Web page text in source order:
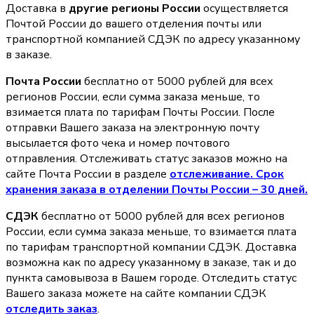
Доставка в другие регионы России осуществляется
Почтой России до вашего отделения почты или
транспортной компанией СДЭК по адресу указанному
в заказе.
Почта России бесплатно от 5000 рублей для всех
регионов России, если сумма заказа меньше, то
взимается плата по тарифам Почты России. После
отправки Вашего заказа на электронную почту
высылается фото чека и номер почтового
отправления. Отслеживать статус заказов можно на
сайте Почта России в разделе oтслеживание. Срок
хранения заказа в отделении Почты России – 30 дней.
СДЭКбесплатно от 5000 рублей для всех регионов
России, если сумма заказа меньше, то взимается плата
по тарифам транспортной компании СДЭК. Доставка
возможна как по адресу указанному в заказе, так и до
пункта самовывоза в Вашем городе. Отследить статус
Вашего заказа можете на сайте компании СДЭК
отследить заказ.